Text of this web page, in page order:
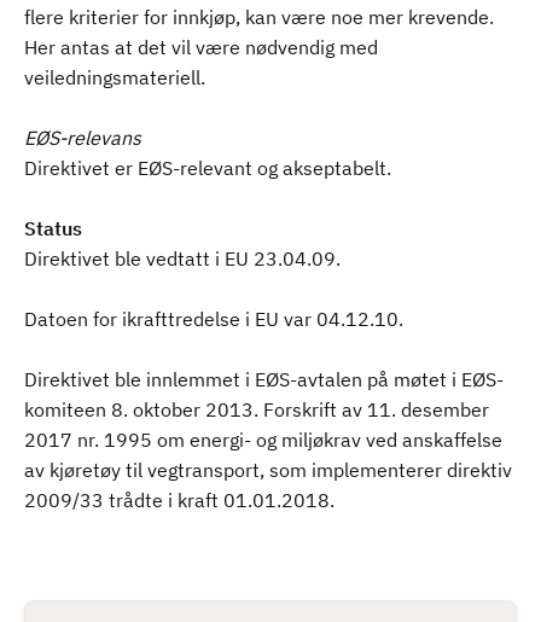
flere kriterier for innkjøp, kan være noe mer krevende.
Her antas at det vil være nødvendig med
veiledningsmateriell.
EØS-relevans
Direktivet er EØS-relevant og akseptabelt.
Status
Direktivet ble vedtatt i EU 23.04.09.
Datoen for ikrafttredelse i EU var 04.12.10.
Direktivet ble innlemmet i EØS-avtalen på møtet i EØS-
komiteen 8. oktober 2013. Forskrift av 11. desember
2017 nr. 1995 om energi- og miljøkrav ved anskaffelse
av kjøretøy til vegtransport, som implementerer direktiv
2009/33 trådte i kraft 01.01.2018.